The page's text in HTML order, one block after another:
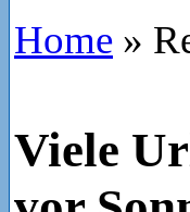
Home »
Viele